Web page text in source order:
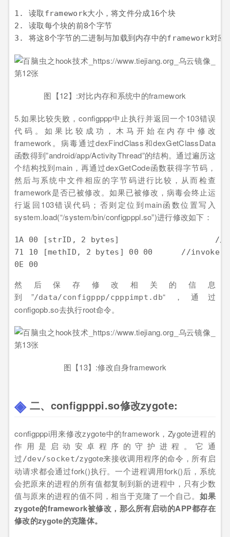
1. 读取framework大小，将文件分成16个块
2. 读取每个块的前8个字节
图【12】:对比内存和系统中的framework
5.如果比较失败，configppp中止执行并返回一个103错误
代码。如果比较成功，木马开始在内存中修改
framework。病毒通过dexFindClass和dexGetClassData
函数得到”android/app/ActivityThread”的结构。通过遍历这
个结构找到main，再通过dexGetCode函数获得字节码，
然后与系统中文件相应的字节码进行比较，从而检查
framework是否已被修改。如果已被修改，病毒会终止运
行返回103错误代码；否则定位到main函数位置写入
system.load(“/system/bin/configpppl.so”)进行修改如下：
1A 00 [strID, 2 bytes]
71 10 [methID, 2 bytes] 00 00      //
然后保存修改相关的信息
到”/data/configppp/cpppimpt.db“，通过
configopb.so去执行root命令。
图【13】:修改自身framework
二、configpppi.so修改zygote:
configpppi用来修改zygote中的framework，Zygote进程的
作用是启动安卓程序的守护进程。它通
过/dev/socket/zygote来接收调用程序的命令，所有启
动请求都会通过fork()执行。一个进程调用fork()后，系统
会把原来的进程的所有值都复制到新的进程中，只有少数
值与原来的进程的值不同，相当于克隆了一个自己。 如果
zygote的framework被修改，那么所有启动的APP都存在
修改的zygote的克隆体。